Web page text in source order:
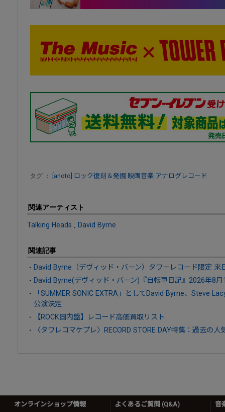
タグ ： [anoto] ロック復刻＆発掘 映画音楽 アナログレコード
関連アーティスト
Talking Heads David Byrne
関連記事
David Byrne（デヴィッド・バーン）タワーレコード限定 来
David Byrne(デヴィッド・バーン)『自転車日記』2026年8
「SUMMER SONIC EXTRA」としてDavid Byrne、Steve
公演決定
【ROCK国内盤】レコード高価買取リスト
〈タワレコマケプレ〉RECORD STORE DAY特集：過去の
オンラインショップ情報 よくあるご質問 (Q&A) 音